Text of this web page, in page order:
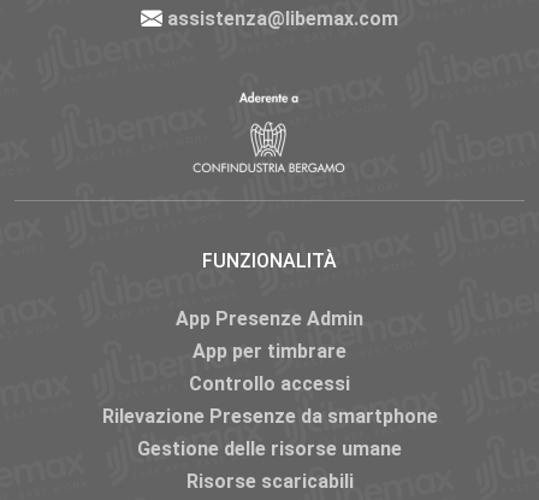
assistenza@libemax.com
FUNZIONALITÀ
App Presenze Admin
App per timbrare
Controllo accessi
Rilevazione Presenze da smartphone
Gestione delle risorse umane
Risorse scaricabili